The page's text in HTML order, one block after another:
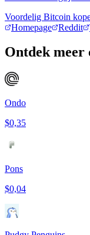
Voordelig Bitcoin
Homepage
Reddit
Ontdek meer
Ondo
$0,35
Pons
$0,04